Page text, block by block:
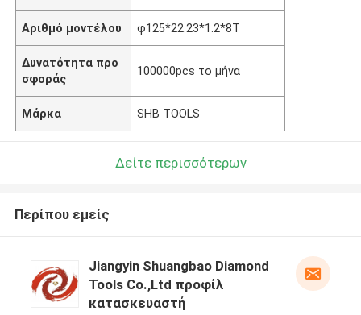
Αριθμό μοντέλου φ125*22.23*1.2*8T
Δυνατότητα προ
σφοράς
100000pcs το μήνα
Μάρκα SHB TOOLS
Δείτε περισσότερων
Περίπου εμείς
Jiangyin Shuangbao Diamond
Tools Co.,Ltd προφίλ
κατασκευαστή